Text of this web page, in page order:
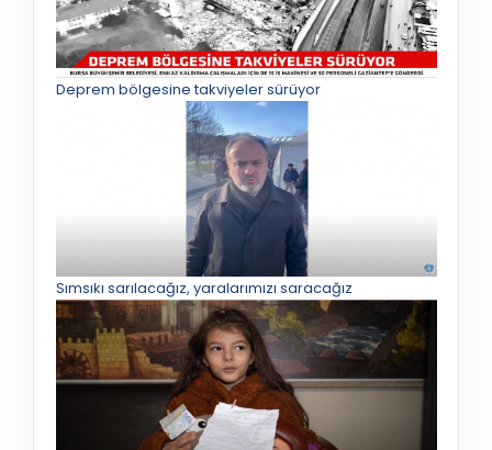
Deprem bölgesine takviyeler sürüyor
Sımsıkı sarılacağız, yaralarımızı saracağız